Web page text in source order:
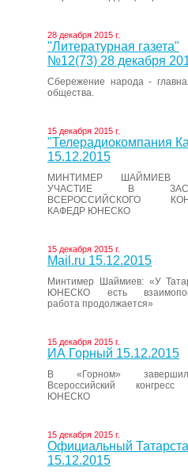
28 декабря 2015 г.
"Литературная газета"
№12(73) 28 декабря
Сбережение народа -
общества.
15 декабря 2015 г.
"Телерадиокомпания
15.12.2015
МИНТИМЕР ШАЙМИЕВ
УЧАСТИЕ В
ВСЕРОССИЙСКОГО
КАФЕДР ЮНЕСКО
15 декабря 2015 г.
Mail.ru 15.12.2015
Минтимер Шаймиев: «У
ЮНЕСКО есть
работа продолжается»
15 декабря 2015 г.
ИА Горный 15.12.2015
В «Горном»
Всероссийский
ЮНЕСКО
15 декабря 2015 г.
Официальный
15.12.2015